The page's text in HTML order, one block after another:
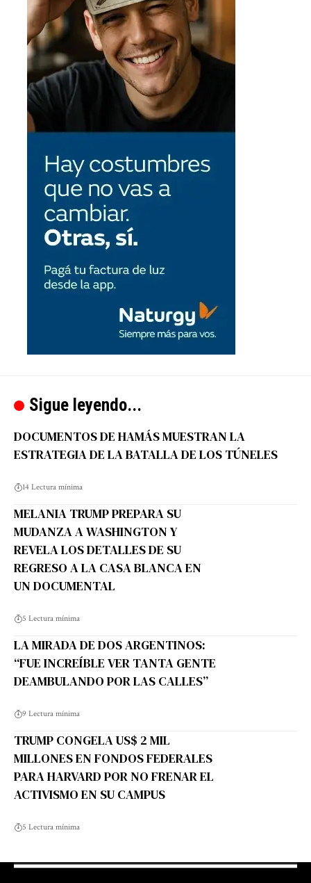
Sigue leyendo...
DOCUMENTOS DE HAMÁS MUESTRAN LA
ESTRATEGIA DE LA BATALLA DE LOS TÚNELES
14 Lectura mínima
MELANIA TRUMP PREPARA SU
MUDANZA A WASHINGTON Y
REVELA LOS DETALLES DE SU
REGRESO A LA CASA BLANCA EN
UN DOCUMENTAL
5 Lectura mínima
LA MIRADA DE DOS ARGENTINOS:
“FUE INCREÍBLE VER TANTA GENTE
DEAMBULANDO POR LAS CALLES”
9 Lectura mínima
TRUMP CONGELA US$ 2 MIL
MILLONES EN FONDOS FEDERALES
PARA HARVARD POR NO FRENAR EL
ACTIVISMO EN SU CAMPUS
5 Lectura mínima